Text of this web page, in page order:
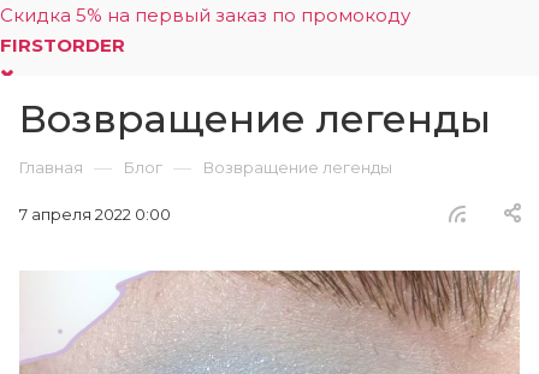
Скидка 5% на первый заказ по промокоду
FIRSTORDER
Возвращение легенды
Главная — Блог — Возвращение легенды
7 апреля 2022 0:00